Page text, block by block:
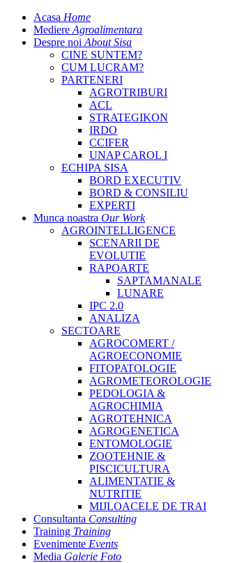
Acasa Home
Mediere Agroalimentara
Despre noi About Sisa
CINE SUNTEM?
CUM LUCRAM?
PARTENERI
AGROTRIBURI
ACL
STRATEGIKON
IRDO
CCIFER
UNAP CAROL I
ECHIPA SISA
BORD EXECUTIV
BORD & CONSILIU
EXPERTI
Munca noastra Our Work
AGROINTELLIGENCE
SCENARII DE
EVOLUTIE
RAPOARTE
SAPTAMANALE
LUNARE
IPC 2.0
ANALIZA
SECTOARE
AGROCOMERT /
AGROECONOMIE
FITOPATOLOGIE
AGROMETEOROLOGIE
PEDOLOGIA &
AGROCHIMIA
AGROTEHNICA
AGROGENETICA
ENTOMOLOGIE
ZOOTEHNIE &
PISCICULTURA
ALIMENTATIE &
NUTRITIE
MIJLOACELE DE TRAI
Consultanta Consulting
Training Training
Evenimente Events
Media Galerie Foto